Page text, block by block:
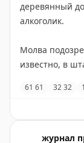
деревянный
алкоголик.
Молва
известно, в
желающий
61 61 3232
журнал